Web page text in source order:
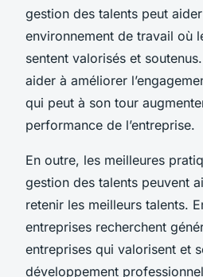
gestion des talents peut
environnement de travail où
sentent valorisés et
aider à améliorer
qui peut à son tour
performance de l’entreprise.
En outre, les meilleures
gestion des talents peuvent
retenir les meilleurs talents.
entreprises recherchent
entreprises qui valorisent et
développement